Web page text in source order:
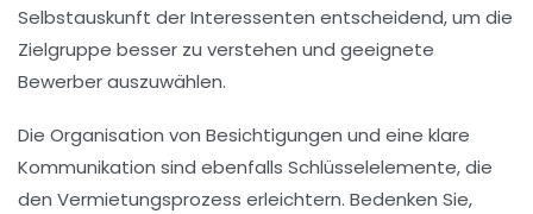
Selbstauskunft der Interessenten entscheidend, um die
Zielgruppe besser zu verstehen und geeignete
Bewerber auszuwählen.
Die Organisation von Besichtigungen und eine klare
Kommunikation sind ebenfalls Schlüsselelemente, die
den Vermietungsprozess erleichtern. Bedenken Sie,